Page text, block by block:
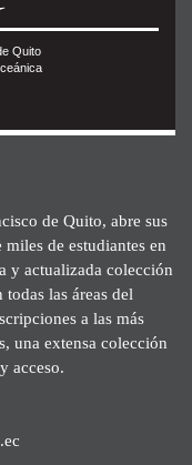
Quito
de Quito, abre sus
de estudiantes en
y actualizada colección
las áreas del
a las más
una extensa colección
acceso.